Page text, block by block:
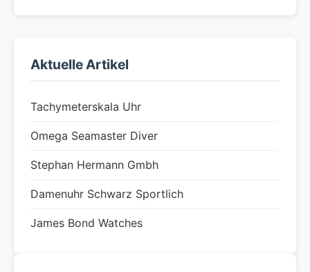
Aktuelle Artikel
Tachymeterskala Uhr
Omega Seamaster Diver
Stephan Hermann Gmbh
Damenuhr Schwarz Sportlich
James Bond Watches